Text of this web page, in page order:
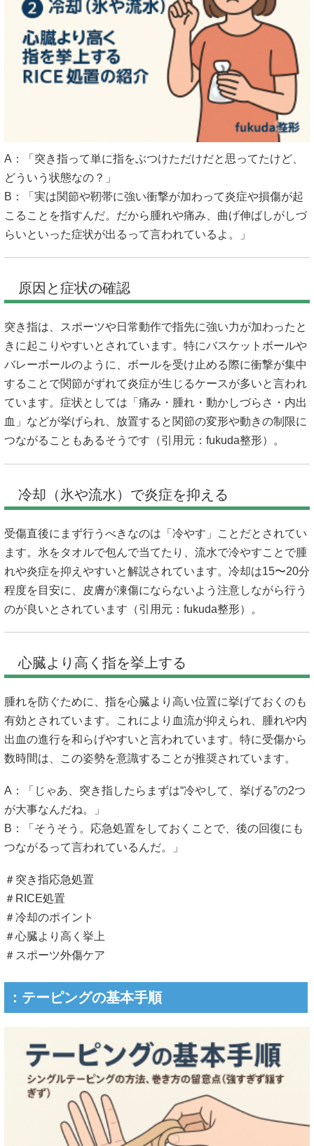
A：「突き指って単に指をぶつけただけだと思ってたけど、
どういう状態なの？」
B：「実は関節や靭帯に強い衝撃が加わって炎症や損傷が起
こることを指すんだ。だから腫れや痛み、曲げ伸ばしがしづ
らいといった症状が出るって言われているよ。」
原因と症状の確認
突き指は、スポーツや日常動作で指先に強い力が加わったと
きに起こりやすいとされています。特にバスケットボールや
バレーボールのように、ボールを受け止める際に衝撃が集中
することで関節がずれて炎症が生じるケースが多いと言われ
ています。症状としては「痛み・腫れ・動かしづらさ・内出
血」などが挙げられ、放置すると関節の変形や動きの制限に
つながることもあるそうです（引用元： fukuda整形）。
冷却（氷や流水）で炎症を抑える
受傷直後にまず行うべきなのは「冷やす」ことだとされてい
ます。氷をタオルで包んで当てたり、流水で冷やすことで腫
れや炎症を抑えやすいと解説されています。冷却は15〜20分
程度を目安に、皮膚が凍傷にならないよう注意しながら行う
のが良いとされています（引用元： fukuda整形）。
心臓より高く指を挙上する
腫れを防ぐために、指を心臓より高い位置に挙げておくのも
有効とされています。これにより血流が抑えられ、腫れや内
出血の進行を和らげやすいと言われています。特に受傷から
数時間は、この姿勢を意識することが推奨されています。
A：「じゃあ、突き指したらまずは“冷やして、挙げる”の2つ
が大事なんだね。」
B：「そうそう。応急処置をしておくことで、後の回復にも
つながるって言われているんだ。」
＃突き指応急処置
＃RICE処置
＃冷却のポイント
＃心臓より高く挙上
＃スポーツ外傷ケア
：テーピングの基本手順